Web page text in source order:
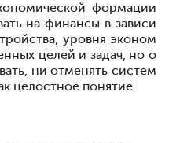
формации
на финансы в зависи
уровня эконом
целей и задач, но о
ни отменять систем
целостное понятие.